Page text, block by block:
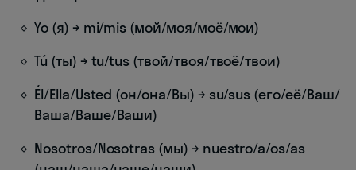
Yo (я) → mi/mis (мой/моя/моё/мои)
Tú (ты) → tu/tus (твой/твоя/твоё/твои)
Él/Ella/Usted (он/она/Вы) → su/sus (его/её/Ваш/
Ваша/Ваше/Ваши)
Nosotros/Nosotras (мы) → nuestro/a/os/as